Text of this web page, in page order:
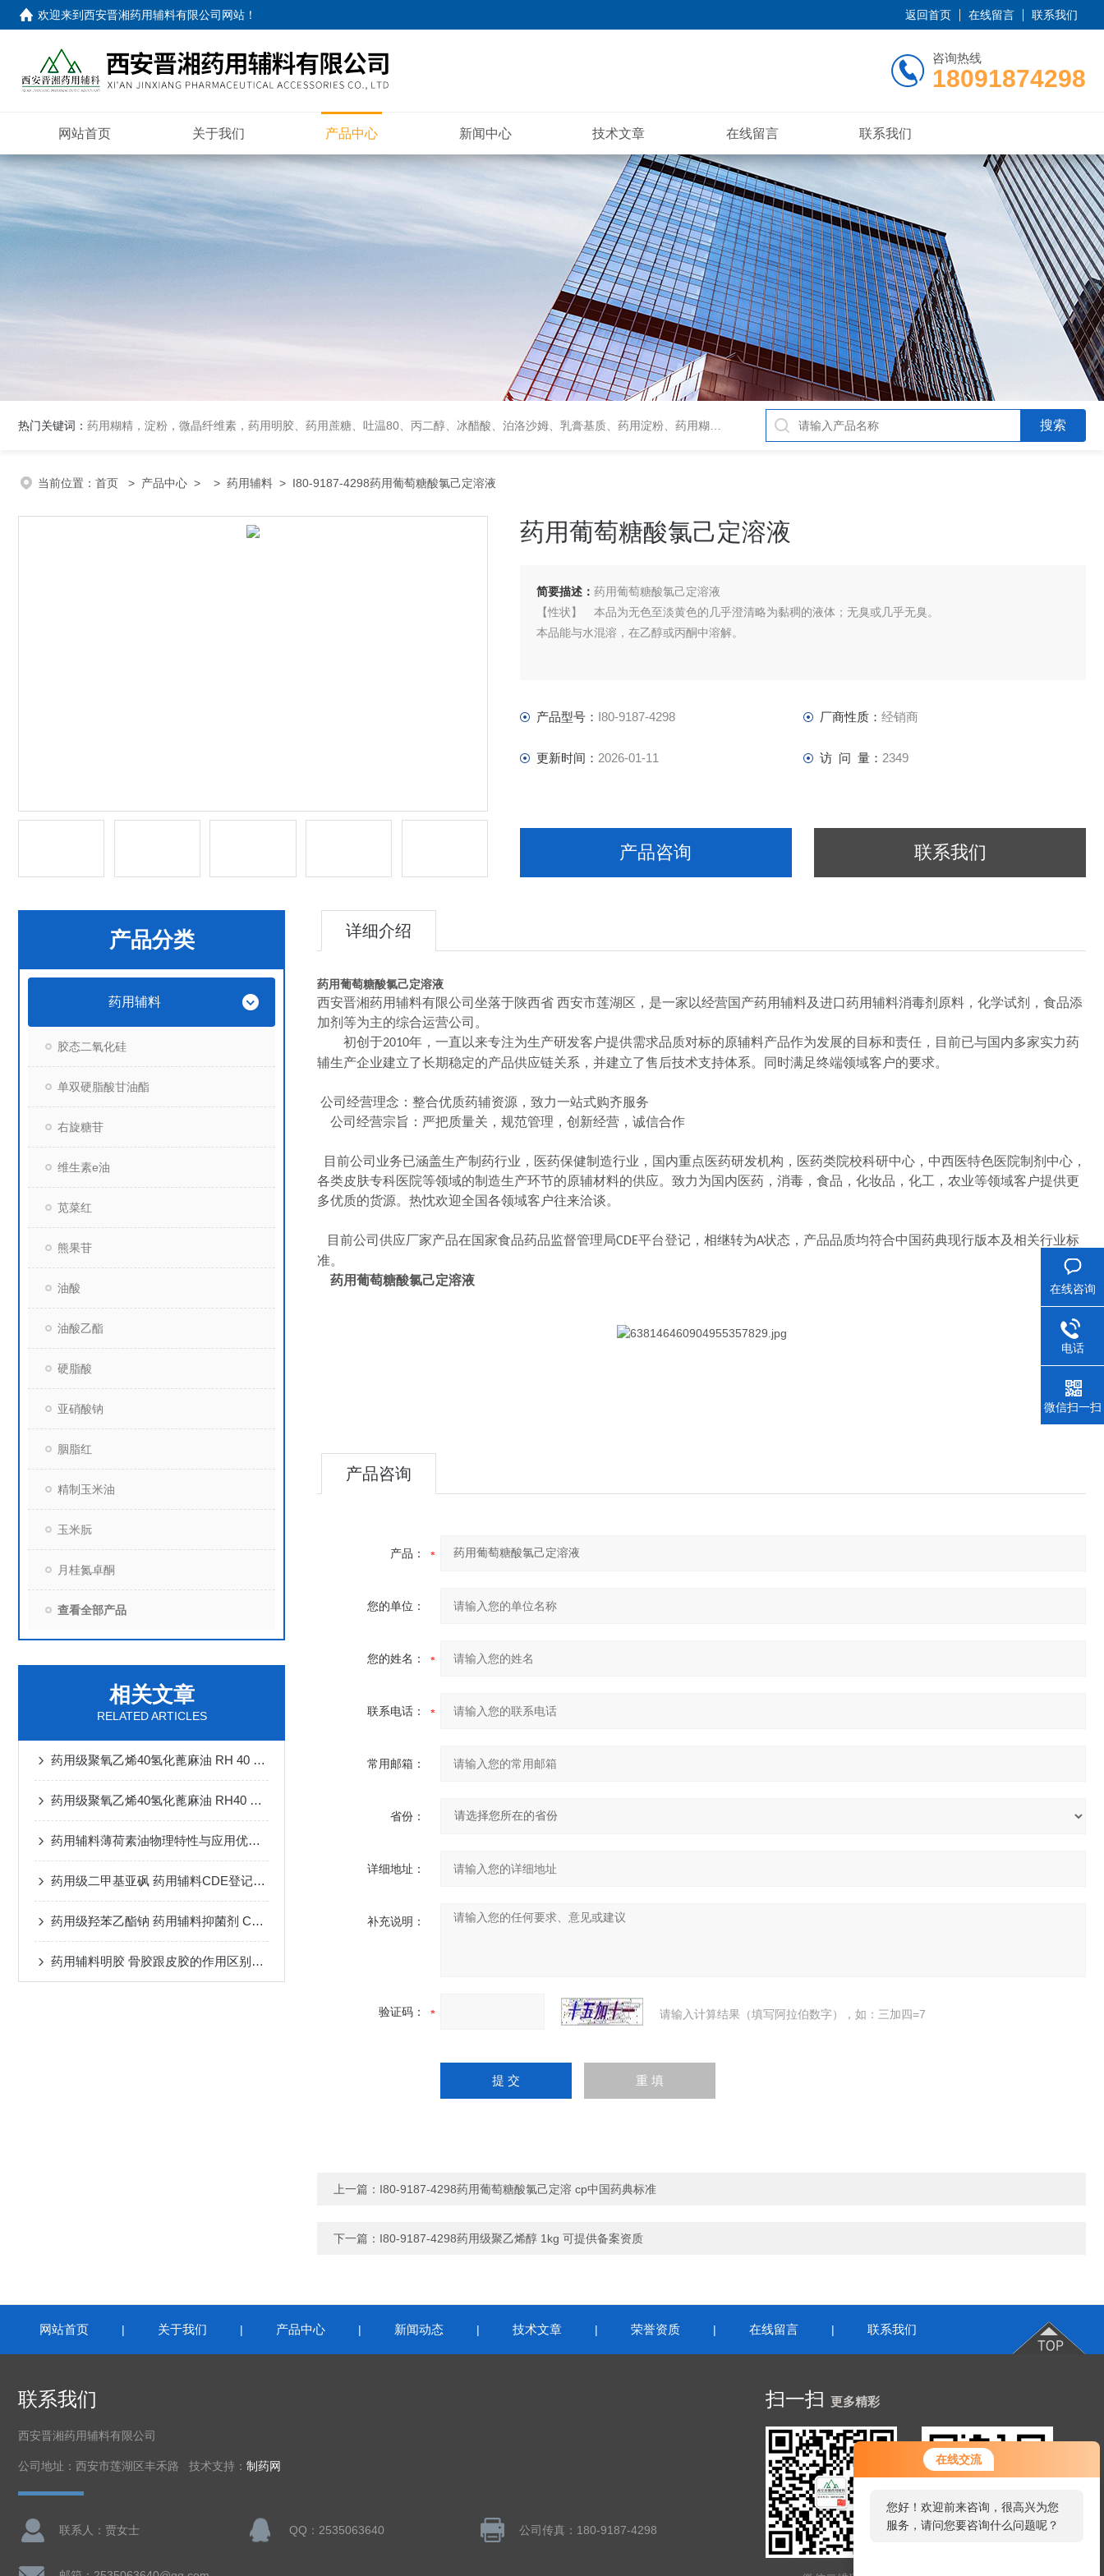
在线交流
您好！欢迎前来咨询，很高兴为您
服务，请问您要咨询什么问题呢？
欢迎来到西安晋湘药用辅料有限公司网站 ！ 返回首页 在线留言 联系我们
咨询热线
18091874298
网站首页 关于我们 产品中心 新闻中心 技术文章 在线留言 联系我们
热门关键词： 药用糊精，淀粉，微晶纤维素，药用明胶、药用蔗糖、吐温80、丙二醇、冰醋酸、泊洛沙姆、乳膏基质、药用淀粉、药用糊精、硬脂酸镁、聚丙烯酸树脂系列、羧甲基淀粉钠、羧甲基纤维素钠、可溶性淀粉、甘露醇、羟丙纤维素、羟丙基甲基纤维素、乳糖、交联聚维酮、交联羧甲基纤维素钠、聚乙二醇（PEG）系列、二氧化硅、聚乙烯吡咯烷酮、十八醇、十六醇、预交化淀粉、微晶纤维素、甲基纤维素、乙基纤维素，三氯蔗糖，麝香草酚，药用蜂蜜，
当前位置： 首页 > 产品中心 > > 药用辅料 > I80-9187-4298药用葡萄糖酸氯己定溶液
药用葡萄糖酸氯己定溶液
简要描述： 药用葡萄糖酸氯己定溶液
【性状】 本品为无色至淡黄色的几乎澄清略为黏稠的液体；无臭或几乎无臭。
本品能与水混溶，在乙醇或丙酮中溶解。
产品型号： I80-9187-4298 厂商性质： 经销商
更新时间： 2026-01-11 访 问 量： 2349
产品咨询 联系我们
产品分类
药用辅料
胶态二氧化硅
单双硬脂酸甘油酯
右旋糖苷
维生素e油
苋菜红
熊果苷
油酸
油酸乙酯
硬脂酸
亚硝酸钠
胭脂红
精制玉米油
玉米朊
月桂氮卓酮
查看全部产品
相关文章
RELATED ARTICLES
药用级聚氧乙烯40氢化蓖麻油 RH 40 进口药用辅料有备案登记号
药用级聚氧乙烯40氢化蓖麻油 RH40 巴斯夫进口药用辅料 增溶剂 有登记号
药用辅料薄荷素油物理特性与应用优势说明
药用级二甲基亚砜 药用辅料CDE登记A状态 500ml/瓶起订
药用级羟苯乙酯钠 药用辅料抑菌剂 CDE登记A状态
药用辅料明胶 骨胶跟皮胶的作用区别在哪里
详细介绍
药用葡萄糖酸氯己定溶液
西安晋湘药用辅料有限公司坐落于陕西省 西安市莲湖区，是一家以经营国产药用辅料及进口药用辅料消毒剂原料，化学试剂，食品添
加剂等为主的综合运营公司。
初创于2010年，一直以来专注为生产研发客户提供需求品质对标的原辅料产品作为发展的目标和责任，目前已与国内多家实力药
辅生产企业建立了长期稳定的产品供应链关系，并建立了售后技术支持体系。同时满足终端领域客户的要求。
公司经营理念：整合优质药辅资源，致力一站式购齐服务
公司经营宗旨：严把质量关，规范管理，创新经营，诚信合作
目前公司业务已涵盖生产制药行业，医药保健制造行业，国内重点医药研发机构，医药类院校科研中心，中西医特色医院制剂中心，
各类皮肤专科医院等领域的制造生产环节的原辅材料的供应。致力为国内医药，消毒，食品，化妆品，化工，农业等领域客户提供更
多优质的货源。热忱欢迎全国各领域客户往来洽谈。
目前公司供应厂家产品在国家食品药品监督管理局CDE平台登记，相继转为A状态，产品品质均符合中国药典现行版本及相关行业标
准。
药用葡萄糖酸氯己定溶液
产品咨询
产品：
您的单位：
您的姓名：
联系电话：
常用邮箱：
省份：
详细地址：
补充说明：
验证码： 请输入计算结果（填写阿拉伯数字），如：三加四=7
上一篇： I80-9187-4298药用葡萄糖酸氯己定溶 cp中国药典标准
下一篇： I80-9187-4298药用级聚乙烯醇 1kg 可提供备案资质
网站首页 | 关于我们 | 产品中心 | 新闻动态 | 技术文章 | 荣誉资质 | 在线留言 | 联系我们
联系我们
西安晋湘药用辅料有限公司
公司地址：西安市莲湖区丰禾路 技术支持： 制药网
联系人：贾女士 QQ：2535063640 公司传真：180-9187-4298
扫一扫 更多精彩
在线咨询
电话
微信扫一扫